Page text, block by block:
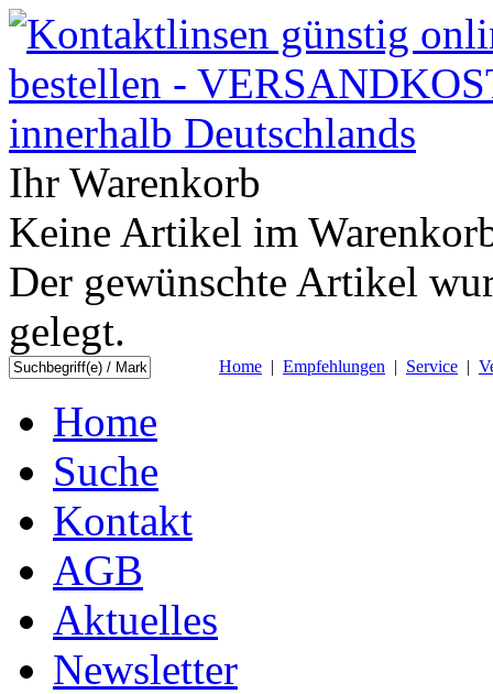
Ihr Warenkorb
Keine Artikel im
Der gewünschte Artikel
gelegt.
Home | Empfehlungen | Service |
Home
Suche
Kontakt
AGB
Aktuelles
Newsletter